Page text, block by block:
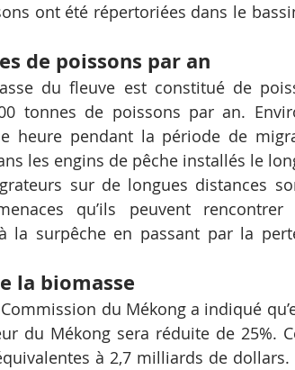
ont été répertoriées dans le
de poissons par an
du fleuve est constitué de
tonnes de poissons par an.
heure pendant la période de
les engins de pêche installés le
sur de longues distances
qu’ils peuvent
la surpêche en passant par la
la biomasse
du Mékong a indiqué
du Mékong sera réduite de 25%.
à 2,7 milliards de